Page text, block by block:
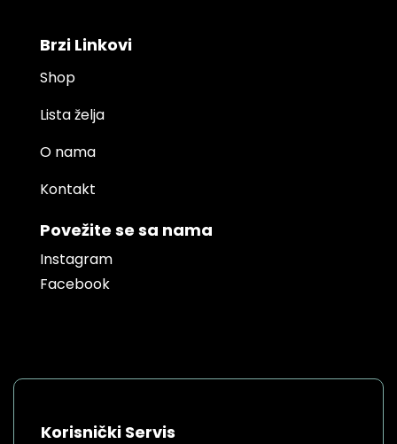
Brzi Linkovi
Shop
Lista želja
O nama
Kontakt
Povežite se sa nama
Instagram
Facebook
Korisnički Servis